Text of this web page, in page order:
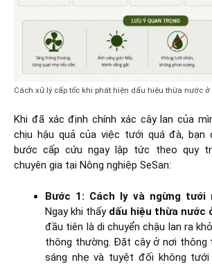
Cách xử lý cấp tốc khi phát hiện dấu hiệu thừa nước ở
Khi đã xác định chính xác cây lan của
chịu hậu quả của việc tưới quá đà, bạn
bước cấp cứu ngay lập tức theo quy
chuyên gia tại Nông nghiệp SeSan:
Bước 1: Cách ly và ngừng tưới
Ngay khi thấy dấu hiệu thừa nước
đầu tiên là di chuyển chậu lan ra
thông thường. Đặt cây ở nơi thông
sáng nhẹ và tuyệt đối không